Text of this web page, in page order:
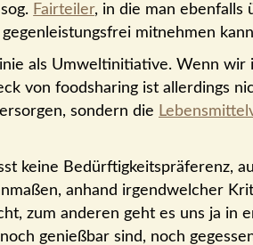
Fair­teiler, in die man eben­falls
mit­nehmen
als Umwelt­initiative. Wenn wir
von food­sharing ist aller­dings
sondern die
keine Bedürftig­keits­präferenz,
anhand irgendwelcher
zum anderen geht es uns ja in
genieß­bar sind, noch